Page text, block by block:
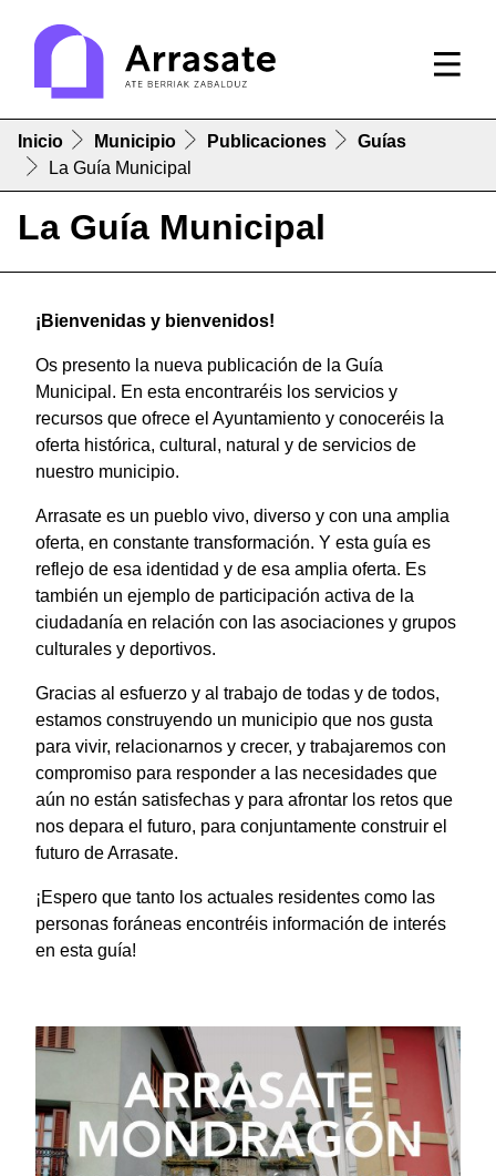
Inicio Municipio Publicaciones
Guías
La Guía Municipal
La Guía Municipal
¡Bienvenidas y bienvenidos!
Os presento la nueva publicación de la Guía
Municipal. En esta encontraréis los servicios y
recursos que ofrece el Ayuntamiento y conoceréis la
oferta histórica, cultural, natural y de servicios de
nuestro municipio.
Arrasate es un pueblo vivo, diverso y con una amplia
oferta, en constante transformación. Y esta guía es
reflejo de esa identidad y de esa amplia oferta. Es
también un ejemplo de participación activa de la
ciudadanía en relación con las asociaciones y grupos
culturales y deportivos.
Gracias al esfuerzo y al trabajo de todas y de todos,
estamos construyendo un municipio que nos gusta
para vivir, relacionarnos y crecer, y trabajaremos con
compromiso para responder a las necesidades que
aún no están satisfechas y para afrontar los retos que
nos depara el futuro, para conjuntamente construir el
futuro de Arrasate.
¡Espero que tanto los actuales residentes como las
personas foráneas encontréis información de interés
en esta guía!